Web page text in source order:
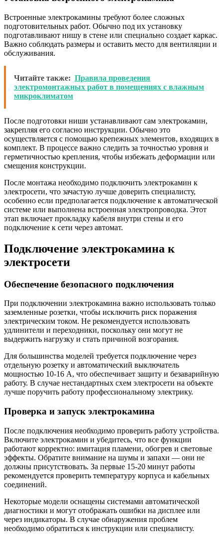
Встроенные электрокамины требуют более сложных
подготовительных работ. Обычно под их установку
подготавливают нишу в стене или специально создает каркас.
Важно соблюдать размеры и оставить место для вентиляции и
обслуживания.
Читайте также: Правила проведения
электромонтажных работ в помещениях с влажным
микроклиматом
После подготовки ниши устанавливают сам электрокамин,
закрепляя его согласно инструкции. Обычно это
осуществляется с помощью крепежных элементов, входящих в
комплект. В процессе важно следить за точностью уровня и
герметичностью крепления, чтобы избежать деформации или
смещения конструкции.
После монтажа необходимо подключить электрокамин к
электросети, что зачастую лучше доверить специалисту,
особенно если предполагается подключение к автоматической
системе или выполнена встроенная электропроводка. Этот
этап включает прокладку кабеля внутри стены и его
подключение к сети через автомат.
Подключение электрокамина к
электросети
Обеспечение безопасного подключения
При подключении электрокамина важно использовать только
заземленные розетки, чтобы исключить риск поражения
электрическим током. Не рекомендуется использовать
удлинители и переходники, поскольку они могут не
выдержить нагрузку и стать причиной возгорания.
Для большинства моделей требуется подключение через
отдельную розетку и автоматический выключатель
мощностью 10-16 А, что обеспечивает защиту и безаварийную
работу. В случае нестандартных схем электросети на объекте
лучше поручить работу профессиональному электрику.
Проверка и запуск электрокамина
После подключения необходимо проверить работу устройства.
Включите электрокамин и убедитесь, что все функции
работают корректно: имитация пламени, обогрев и световые
эффекты. Обратите внимание на шумы и запахи — они не
должны присутствовать. За первые 15-20 минут работы
рекомендуется проверить температуру корпуса и кабельных
соединений.
Некоторые модели оснащены системами автоматической
диагностики и могут отображать ошибки на дисплее или
через индикаторы. В случае обнаружения проблем
необходимо обратиться к инструкции или специалисту.